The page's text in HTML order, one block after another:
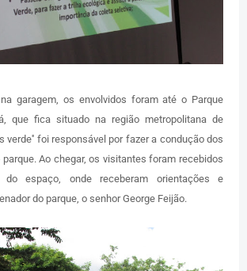
garagem, os envolvidos foram até o Parque
que fica situado na região metropolitana de
verde'' foi responsável por fazer a condução dos
Ao chegar, os visitantes foram recebidos
do espaço, onde receberam orientações e
do parque, o senhor George Feijão.